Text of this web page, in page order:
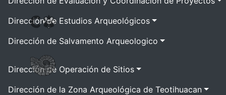
Dirección de Estudios Arqueológicos
Dirección de Salvamento Arqueologico
Dirección de Operación de Sitios
Dirección de la Zona Arqueológica de Teotihuacan